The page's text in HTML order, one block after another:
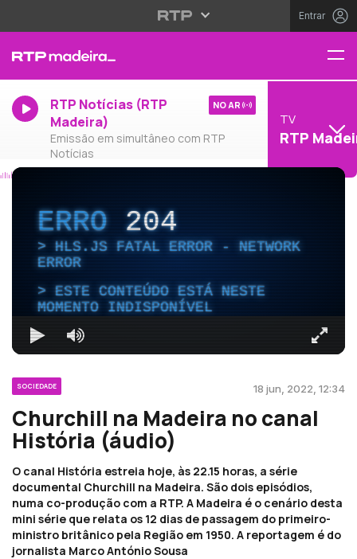
Entrar
RTP Notícias (RTP
Madeira)
Emissão em simultâneo com RTP
Notícias
NO AR
TV
RTP
ERRO204
HLS.JS FATAL ERROR - NETWORK
ERROR
ESTE CONTEÚDO ESTÁ NESTE
MOMENTO INDISPONÍVEL
SOCIEDADE 18 jun, 2022, 12:34
Churchill na Madeira no canal
História (áudio)
O canal História estreia hoje, às 22.15 horas, a série
documental Churchill na Madeira. São dois episódios,
numa co-produção com a RTP. A Madeira é o cenário desta
mini série que relata os 12 dias de passagem do primeiro-
ministro britânico pela Região em 1950. A reportagem é do
jornalista Marco António Sousa